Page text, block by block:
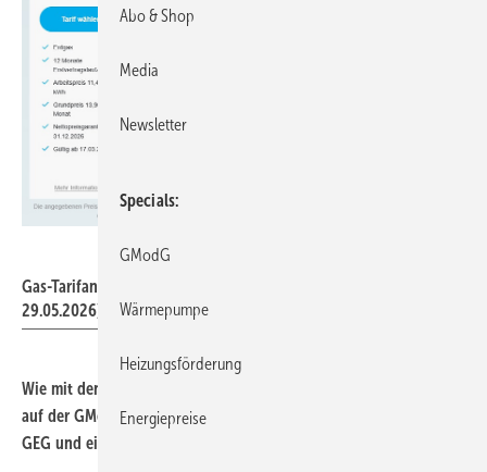
Gas-Tarifangebote der Stadtwerke Stuttgart (abgerufen am
29.05.2026) für eine Netzentnahme von 9600 kWh/a.
Wie mit den Tarifen der Stadt­werke Stutt­gart eine Gas-Heizung
auf der GModG-Bio-Treppe gegen­über der 65-%-Regelung im
GEG und einer Wärme­pumpe ab­schneidet.
Abo & Shop
Media
Newsletter
Specials
GModG
Wärmepumpe
Heizungsförderung
Energiepreise